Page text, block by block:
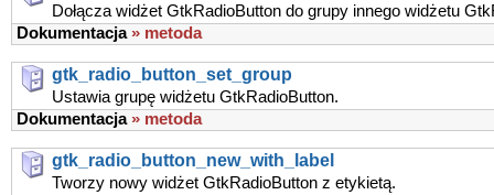
Dołącza widżet GtkRadioButton do grupy innego widżetu
Dokumentacja » metoda
gtk_radio_button_set_group
Ustawia grupę widżetu GtkRadioButton.
Dokumentacja » metoda
gtk_radio_button_new_with_label
Tworzy nowy widżet GtkRadioButton z etykietą.